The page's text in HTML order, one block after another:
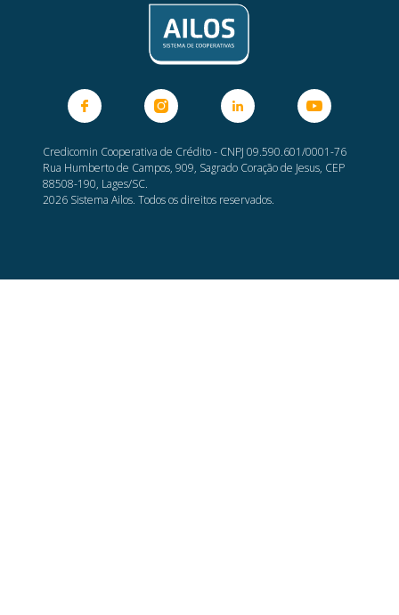
Credicomin Cooperativa de Crédito - CNPJ 09.590.601/0001-76
Rua Humberto de Campos, 909, Sagrado Coração de Jesus, CEP
88508-190, Lages/SC.
2026 Sistema Ailos. Todos os direitos reservados.